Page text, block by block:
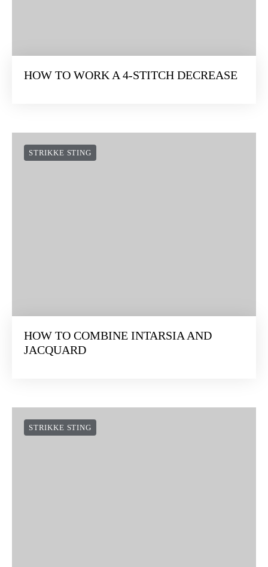
HOW TO WORK A 4-STITCH DECREASE
STRIKKE STING
HOW TO COMBINE INTARSIA AND
JACQUARD
STRIKKE STING